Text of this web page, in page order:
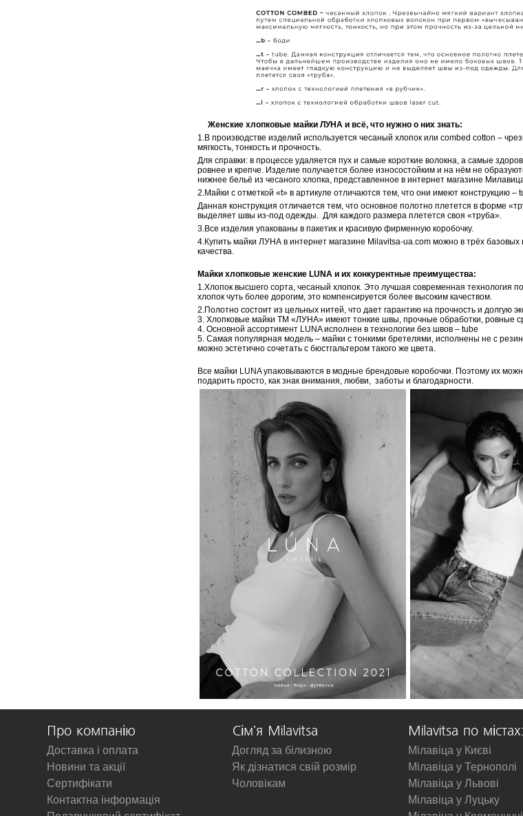
Женские хлопковые майки ЛУНА и всё, что нужно о них знать:
1.В производстве изделий используется чесаный хлопок или combed cotton –
мягкость, тонкость и прочность.
Для справки: в процессе удаляется пух и самые короткие волокна, а самые
ровнее и крепче. Изделие получается более износостойким и на нём не
нижнее бельё из чесаного хлопка, представленное в интернет магазине
2.Майки с отметкой «t» в артикуле отличаются тем, что они имеют конструкцию –
Данная конструкция отличается тем, что основное полотно плетется в форме
выделяет швы из-под одежды. Для каждого размера плетется своя «труба».
3.Все изделия упакованы в пакетик и красивую фирменную коробочку.
4.Купить майки ЛУНА в интернет магазине Milavitsa-ua.com можно в трёх
качества.
Майки хлопковые женские LUNA и их конкурентные преимущества:
1.Хлопок высшего сорта, чесаный хлопок. Это лучшая современная технология
хлопок чуть более дорогим, это компенсируется более высоким качеством.
2.Полотно состоит из цельных нитей, что дает гарантию на прочность и долгую
3. Хлопковые майки ТМ «ЛУНА» имеют тонкие швы, прочные обработки, ровные
4. Основной ассортимент LUNA исполнен в технологии без швов – tube
5. Самая популярная модель – майки с тонкими бретелями, исполнены не с
можно эстетично сочетать с бюстгальтером такого же цвета.
Все майки LUNA упаковываются в модные брендовые коробочки. Поэтому их
подарить просто, как знак внимания, любви, заботы и благодарности.
Про компанію
Доставка і оплата
Новини та акції
Сертифікати
Контактна інформація
Сім'я Milavitsa
Догляд за білизною
Як дізнатися свій розмір
Чоловікам
Milavitsa по містах:
Мілавіца у Києві
Мілавіца у Тернополі
Мілавіца у Львові
Мілавіца у Луцьку